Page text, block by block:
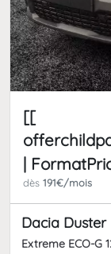
[[
|
dès 191€/mois
Dacia Duster
Extreme ECO-G